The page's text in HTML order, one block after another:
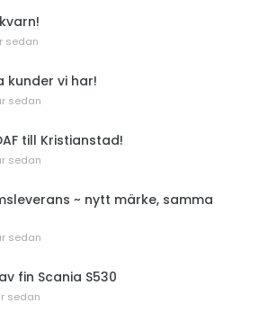
sedan
kunder vi har!
sedan
till Kristianstad!
sedan
~ nytt märke, samma
sedan
fin Scania S530
sedan